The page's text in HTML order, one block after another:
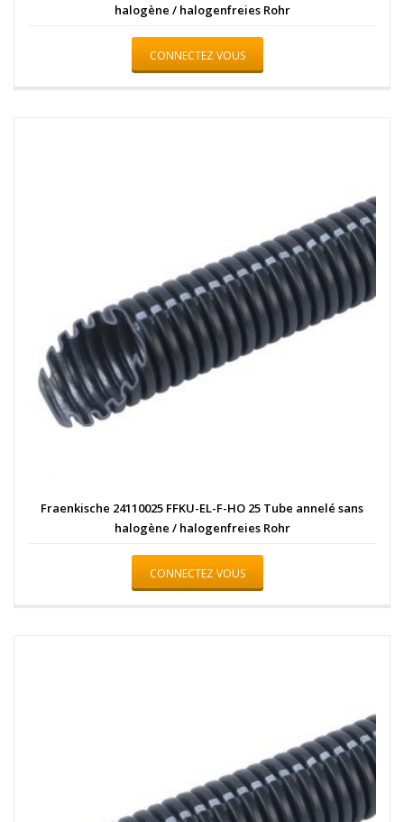
halogène / halogenfreies Rohr
CONNECTEZ VOUS
Fraenkische 24110025 FFKU-EL-F-HO 25 Tube annelé sans
halogène / halogenfreies Rohr
CONNECTEZ VOUS